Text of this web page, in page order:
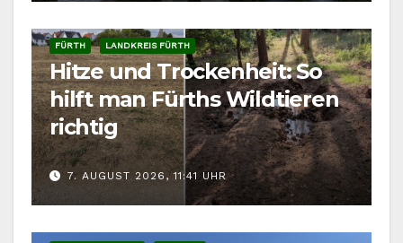
FÜRTH LANDKREIS FÜRTH
Hitze und Trockenheit: So
hilft man Fürths Wildtieren
richtig
7. AUGUST 2026, 11:41 UHR